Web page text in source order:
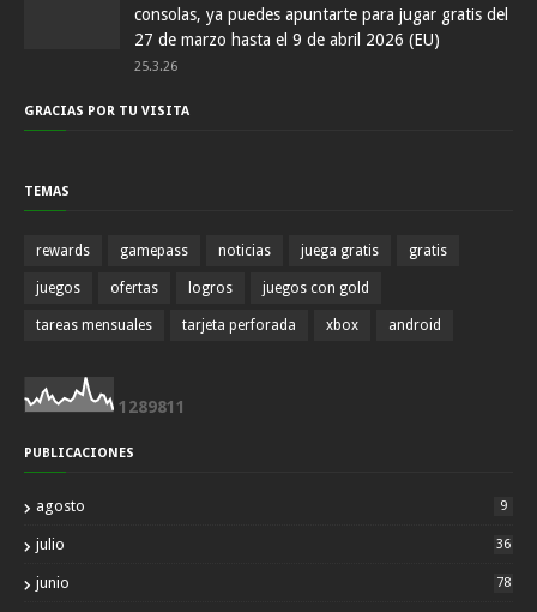
consolas, ya puedes apuntarte para jugar gratis del
27 de marzo hasta el 9 de abril 2026 (EU)
25.3.26
GRACIAS POR TU VISITA
TEMAS
rewards gamepass noticias juega gratis gratis
juegos ofertas logros juegos con gold
tareas mensuales tarjeta perforada xbox android
1 289811
PUBLICACIONES
agosto 9
julio 36
junio 78